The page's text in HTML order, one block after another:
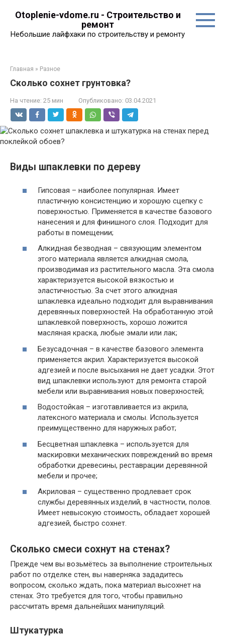
Otoplenie-vdome.ru - Строительство и
ремонт
Небольшие лайфхаки по строительству и ремонту
Главная » Разное
Сколько сохнет грунтовка?
На чтение: 25 мин Опубликовано: 03.04.2021
Виды шпаклевки по дереву
Гипсовая – наиболее популярная. Имеет
пластичную консистенцию и хорошую сцепку с
поверхностью. Применяется в качестве базового
нанесения и для финишного слоя. Подходит для
работы в помещении;
Алкидная безводная – связующим элементом
этого материала является алкидная смола,
производимая из растительного масла. Эта смола
характеризуется высокой вязкостью и
эластичностью. За счет этого алкидная
шпаклевка идеально подходит для выравнивания
деревянных поверхностей. На обработанную этой
шпаклевкой поверхность, хорошо ложится
масляная краска, любые эмали или лак;
Безусадочная – в качестве базового элемента
применяется акрил. Характеризуется высокой
адгезией и после высыхания не дает усадки. Этот
вид шпаклевки используют для ремонта старой
мебели или выравнивания новых поверхностей;
Водостойкая – изготавливается из акрила,
латексного материала и смолы. Используется
преимущественно для наружных работ;
Бесцветная шпаклевка – используется для
маскировки механических повреждений во время
обработки древесины, реставрации деревянной
мебели и прочее;
Акриловая – существенно продлевает срок
службы деревянных изделий, в частности, полов.
Имеет невысокую стоимость, обладает хорошей
адгезией, быстро сохнет.
Сколько смеси сохнут на стенах?
Прежде чем вы возьмётесь за выполнение строительных
работ по отделке стен, вы наверняка зададитесь
вопросом, сколько ждать, пока материал высохнет на
стенах. Это требуется для того, чтобы правильно
рассчитать время дальнейших манипуляций.
Штукатурка